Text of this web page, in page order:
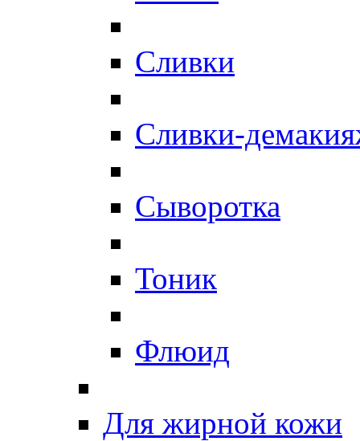
Сливки
Сливки-
Сыворотка
Тоник
Флюид
Для жирной кожи